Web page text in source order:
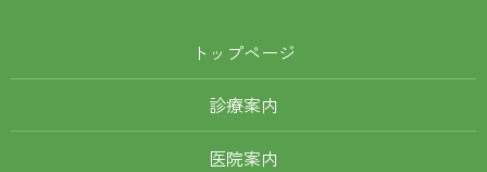
トップページ
診療案内
医院案内